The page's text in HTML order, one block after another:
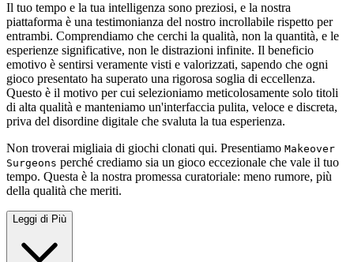
Il tuo tempo e la tua intelligenza sono preziosi, e la nostra
piattaforma è una testimonianza del nostro incrollabile rispetto per
entrambi. Comprendiamo che cerchi la qualità, non la quantità, e le
esperienze significative, non le distrazioni infinite. Il beneficio
emotivo è sentirsi veramente visti e valorizzati, sapendo che ogni
gioco presentato ha superato una rigorosa soglia di eccellenza.
Questo è il motivo per cui selezioniamo meticolosamente solo titoli
di alta qualità e manteniamo un'interfaccia pulita, veloce e discreta,
priva del disordine digitale che svaluta la tua esperienza.
Non troverai migliaia di giochi clonati qui. Presentiamo Makeover
Surgeons perché crediamo sia un gioco eccezionale che vale il tuo
tempo. Questa è la nostra promessa curatoriale: meno rumore, più
della qualità che meriti.
Leggi di Più